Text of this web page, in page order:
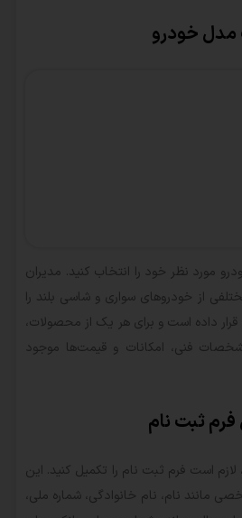
مدل خودرو
مورد نظر خود را انتخاب کنید. مدیران
از خودروهای سواری و شاسی بلند را
داده است و برای هر یک از محصولات،
فنی، امکانات و قیمت‌ها موجود
ثبت نام
است فرم ثبت نام را تکمیل کنید. این
مانند نام، نام خانوادگی، شماره ملی،